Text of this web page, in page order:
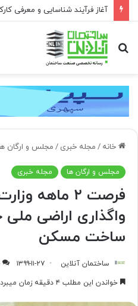
جستجو
برای
خانه / مجله خبری / مجلس و ارگان
مجلس و ارگان ها مجله خبری
فرصت ۲ ماهه
واگذاری اراضی
ساخت مسکن
ساختمان آنلاین ۱۳۹۹-۱۱-۲۷
خواندن این مطلب ۴ دقیقه زمان میبرد